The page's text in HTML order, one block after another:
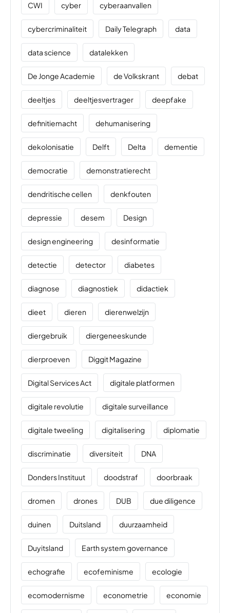
CWI cyber cyberaanvallen
cybercriminaliteit Daily Telegraph data
data science datalekken
De Jonge Academie de Volkskrant debat
deeltjes deeltjesvertrager deepfake
definitiemacht dehumanisering
dekolonisatie Delft Delta dementie
democratie demonstratierecht
dendritische cellen denkfouten
depressie desem Design
design engineering desinformatie
detectie detector diabetes
diagnose diagnostiek didactiek
dieet dieren dierenwelzijn
diergebruik diergeneeskunde
dierproeven Diggit Magazine
Digital Services Act digitale platformen
digitale revolutie digitale surveillance
digitale tweeling digitalisering diplomatie
discriminatie diversiteit DNA
Donders Instituut doodstraf doorbraak
dromen drones DUB due diligence
duinen Duitsland duurzaamheid
Duyitsland Earth system governance
echografie ecofeminisme ecologie
ecomodernisme econometrie economie